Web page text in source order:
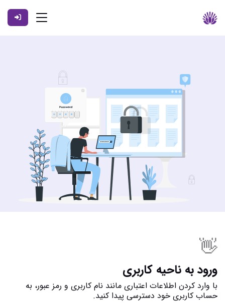
👋
ورود به ناحیه کاربری
با وارد کردن اطلاعات اعتباری مانند نام کاربری و رمز عبور، به
حساب کاربری خود دسترسی پیدا کنید.